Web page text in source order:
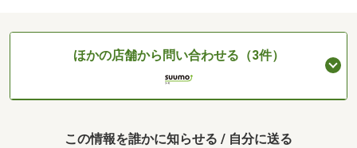
ほかの店舗から問い合わせる（3件）
この情報を誰かに知らせる / 自分に送る